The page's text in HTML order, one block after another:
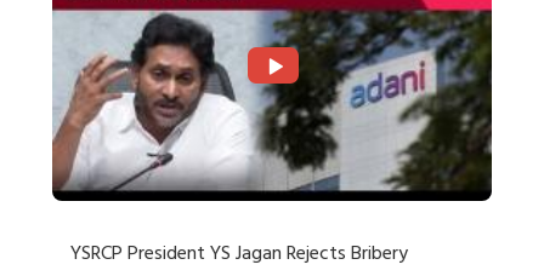
YSRCP President YS Jagan Rejects Bribery